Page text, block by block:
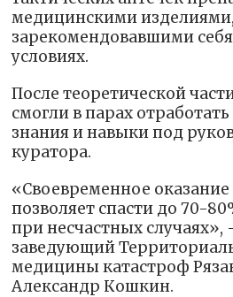
медицинскими изделиями,
зарекомендовавшими
условиях.
После теоретической
смогли в парах
знания и навыки под
куратора.
«Своевременное
позволяет спасти до 70-
при несчастных случаях»,
заведующий
медицины катастроф
Александр Кошкин.